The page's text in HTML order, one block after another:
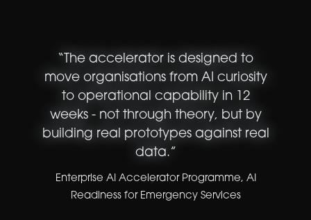
“ The accelerator is designed to
move organisations from AI curiosity
to operational capability in 12
weeks - not through theory, but by
building real prototypes against real
data.”
Enterprise AI Accelerator Programme, AI
Readiness for Emergency Services